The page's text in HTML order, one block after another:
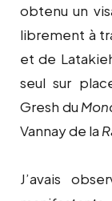
obtenu un
librement à
et de
seul sur
Gresh du
Vannay de la
J’avais